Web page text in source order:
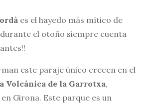
es el hayedo más mítico de
el otoño siempre cuenta
este paraje único crecen en el
Volcánica de la Garrotxa,
Girona. Este parque es un